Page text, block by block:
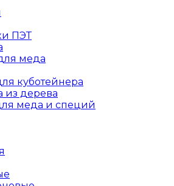
ПЭТ
меда
куботейнера
из дерева
меда и специй